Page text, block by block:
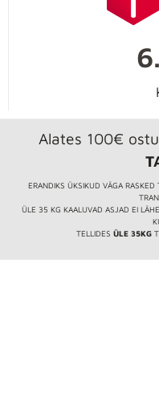
Alates 100€
ERANDIKS ÜKSIKUD VÄGA
ÜLE 35 KG KAALUVAD ASJAD EI
TELLIDES ÜLE 35KG